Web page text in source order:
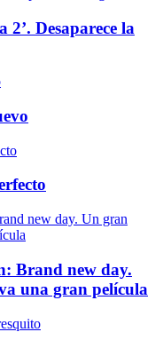
2’. Desaparece la
Brand new day.
una gran película